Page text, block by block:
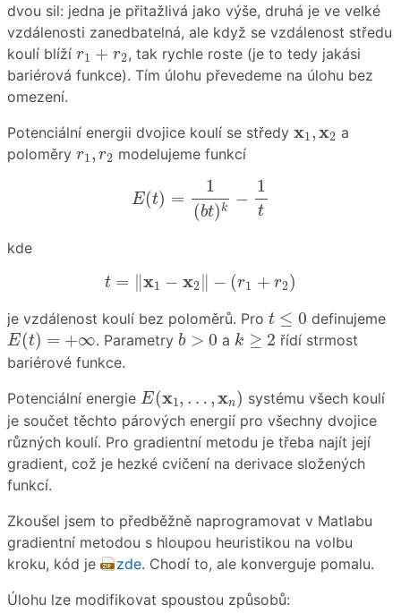
dvou sil: jedna je přitažlivá jako výše, druhá je ve velké
vzdálenosti zanedbatelná, ale když se vzdálenost středu
koulí blíží r1 + r2
r1 + 2 , tak rychle roste (je to tedy jakási
bariérová funkce). Tím úlohu převedeme na úlohu bez
omezení.
Potenciální energii dvojice koulí se středy x1,x2
x1 x2 a
poloměry r1, r2
r1 r2 modelujeme funkcí
E(t) =
1
(bt)k
−
1
t
bt
kde
t = ∥x1 − x2∥ − (r1 + r2)
=‖x x2 ‖− 1+ 2
je vzdálenost koulí bez poloměrů. Pro t ≤ 0
t ≤0 definujeme
E(t) = +∞
E(t)= + ∞ . Parametryb > 0
b > 0 a k ≥ 2
k ≥2
řídí strmost
bariérové funkce.
Potenciální energie E(x1, … ,xn)
E(x1 n)
systému všech koulí
je součet těchto párových energií pro všechny dvojice
různých koulí. Pro gradientní metodu je třeba najít její
gradient, což je hezké cvičení na derivace složených
funkcí.
Zkoušel jsem to předběžně naprogramovat v Matlabu
gradientní metodou s hloupou heuristikou na volbu
kroku, kód je
zde. Chodí to, ale konverguje pomalu.
Úlohu lze modifikovat spoustou způsobů: